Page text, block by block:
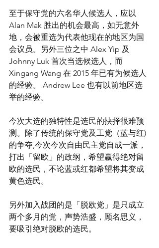
至于保守党的六名华人候选人，应以
Alan Mak 胜出的机会最高，如无意外
地，会被重选为代表他现在的地区为国
会议员。另外三位之中 Alex Yip 及
Johnny Luk 首次当选候选人，而
Xingang Wang 在 2015 年已有为候选人
的经验。 Andrew Lee 也有以前地区选
举的经验。
今次大选的独特性是选民的抉择很难预
测。除了传统的保守党及工党（蓝与红)
的争夺,今次今次自由民主党自成一派，
打出「留欧」的政纲，希望赢得绝对留
欧的选民，不论蓝或红都希望将其变成
黄色选民。
另外加入战团的是「脱欧党」是只成立
两个多月的党，声势浩盛，顾名思义，
要吸引绝对脱欧的选民。